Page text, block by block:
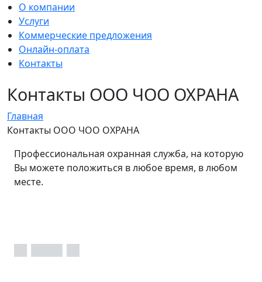
О компании
Услуги
Коммерческие предложения
Онлайн-оплата
Контакты
Контакты ООО ЧОО ОХРАНА
Главная
Контакты ООО ЧОО ОХРАНА
Профессиональная охранная служба, на которую
Вы можете положиться в любое время, в любом
месте.